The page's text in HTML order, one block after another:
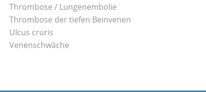
Thrombose / Lungenembolie
Thrombose der tiefen Beinvenen
Ulcus cruris
Venenschwäche